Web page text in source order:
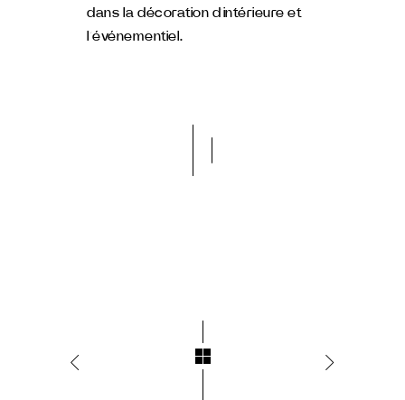
dans la décoration d’intérieure et
l’événementiel.